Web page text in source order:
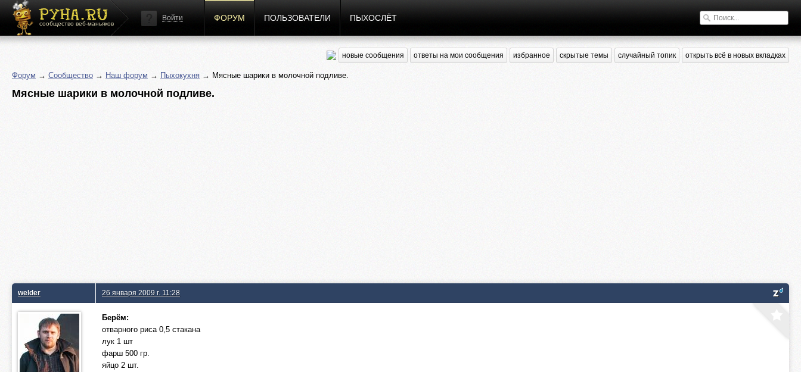
сообщество веб-маньяков
Войти ФОРУМ ПОЛЬЗОВАТЕЛИ ПЫХОСЛЁТ
новые сообщения ответы на мои сообщения избранное скрытые темы случайный топик открыть всё в новых вкладках
Форум → Сообщество → Наш форум → Пыхокухня → Мясные шарики в молочной подливе.
Мясные шарики в молочной подливе.
welder 26 января 2009 г. 11:28
Берём:
отварного риса 0,5 стакана
лук 1 шт
фарш 500 гр.
яйцо 2 шт.